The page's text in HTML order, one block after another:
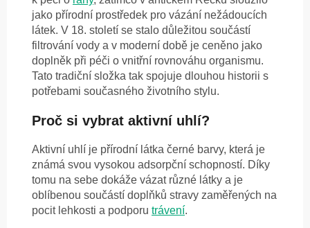
jako přírodní prostředek pro vázání nežádoucích
látek. V 18. století se stalo důležitou součástí
filtrování vody a v moderní době je ceněno jako
doplněk při péči o vnitřní rovnováhu organismu.
Tato tradiční složka tak spojuje dlouhou historii s
potřebami současného životního stylu.
Proč si vybrat aktivní uhlí?
Aktivní uhlí je přírodní látka černé barvy, která je
známá svou vysokou adsorpční schopností. Díky
tomu na sebe dokáže vázat různé látky a je
oblíbenou součástí doplňků stravy zaměřených na
pocit lehkosti a podporu trávení.